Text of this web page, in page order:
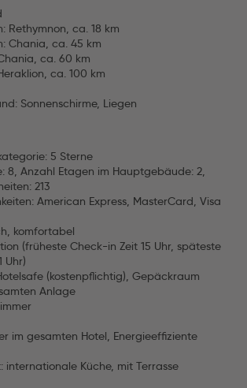
Rethymnon, ca. 18 km
Chania, ca. 45 km
ca. 60 km
ca. 100 km
Sonnenschirme, Liegen
5 Sterne
8, Anzahl Etagen im Hauptgebäude: 2,
213
American Express, MasterCard, Visa
komfortabel
(früheste Check-in Zeit 15 Uhr, späteste
Uhr)
(kostenpflichtig), Gepäckraum
Anlage
im gesamten Hotel, Energieeffiziente
internationale Küche, mit Terrasse